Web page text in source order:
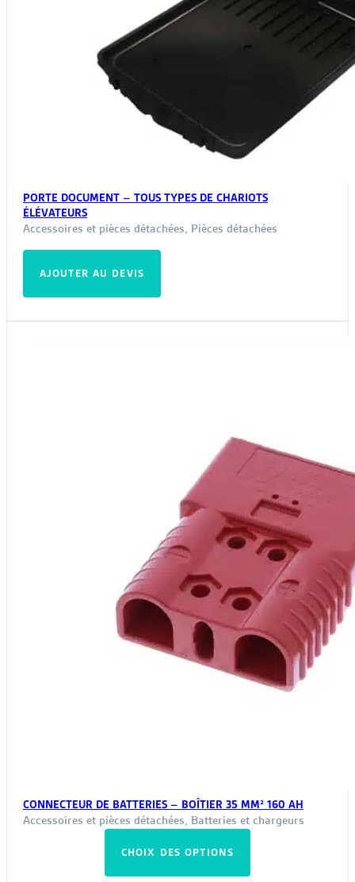
PORTE DOCUMENT – TOUS TYPES DE CHARIOTS
ÉLÉVATEURS
Accessoires et pièces détachées, Pièces détachées
AJOUTER AU DEVIS
CONNECTEUR DE BATTERIES – BOÎTIER 35 MM² 160 AH
Accessoires et pièces détachées, Batteries et chargeurs
CHOIX DES OPTIONS